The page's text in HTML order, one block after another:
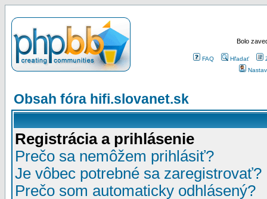
Bolo
FAQ Hľadať
Obsah fóra hifi.slovanet.sk
Registrácia a prihlásenie
Prečo sa nemôžem prihlásiť?
Je vôbec potrebné sa zaregistrovať?
Prečo som automaticky odhlásený?